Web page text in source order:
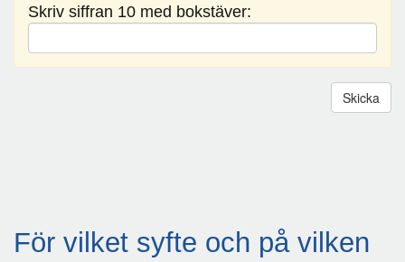
i
y
Skriv siffran 10 med bokstäver:
För vilket syfte och på vilken